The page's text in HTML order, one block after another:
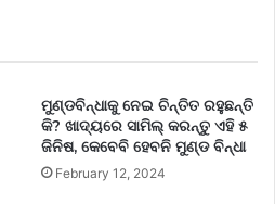
ମୁଣ୍ଡବିନ୍ଧାକୁ ନେଇ ଚିନ୍ତିତ ରହୁଛନ୍ତି
କି? ଖାଦ୍ୟରେ ସାମିଲ୍ କରନ୍ତୁ ଏହି ୫
ଜିନିଷ, କେବେବି ହେବନି ମୁଣ୍ଡ ବିନ୍ଧା
February 12, 2024